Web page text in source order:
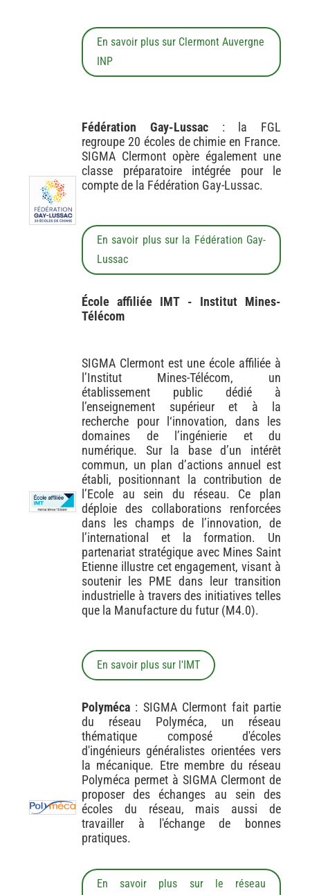
En savoir plus sur Clermont Auvergne
INP
Fédération Gay-Lussac: la FGL
regroupe 20 écoles de chimie en France.
SIGMA Clermont opère également une
classe préparatoire intégrée pour le
compte de la Fédération Gay-Lussac.
En savoir plus sur la Fédération Gay-
Lussac
École affiliée IMT - Institut Mines-
Télécom
SIGMA Clermont est une école affiliée à
l’Institut Mines-Télécom, un
établissement public dédié à
l’enseignement supérieur et à la
recherche pour l‘innovation, dans les
domaines de l’ingénierie et du
numérique. Sur la base d’un intérêt
commun, un plan d’actions annuel est
établi, positionnant la contribution de
l’Ecole au sein du réseau. Ce plan
déploie des collaborations renforcées
dans les champs de l’innovation, de
l’international et la formation. Un
partenariat stratégique avec Mines Saint
Etienne illustre cet engagement, visant à
soutenir les PME dans leur transition
industrielle à travers des initiatives telles
que la Manufacture du futur (M4.0).
En savoir plus sur l'IMT
Polyméca : SIGMA Clermont fait partie
du réseau Polyméca, un réseau
thématique composé d'écoles
d'ingénieurs généralistes orientées vers
la mécanique. Etre membre du réseau
Polyméca permet à SIGMA Clermont de
proposer des échanges au sein des
écoles du réseau, mais aussi de
travailler à l'échange de bonnes
pratiques.
En savoir plus sur le réseau